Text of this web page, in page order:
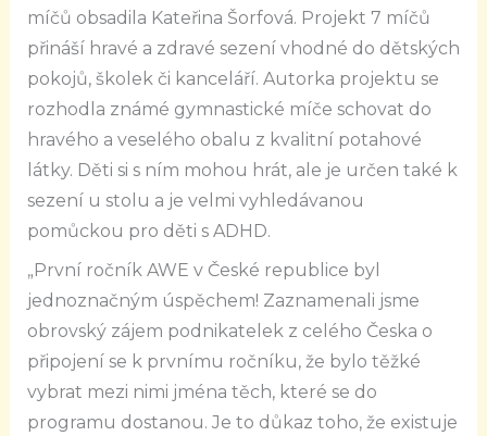
míčů obsadila Kateřina Šorfová. Projekt 7 míčů
přináší hravé a zdravé sezení vhodné do dětských
pokojů, školek či kanceláří. Autorka projektu se
rozhodla známé gymnastické míče schovat do
hravého a veselého obalu z kvalitní potahové
látky. Děti si s ním mohou hrát, ale je určen také k
sezení u stolu a je velmi vyhledávanou
pomůckou pro děti s ADHD.
„První ročník AWE v České republice byl
jednoznačným úspěchem! Zaznamenali jsme
obrovský zájem podnikatelek z celého Česka o
připojení se k prvnímu ročníku, že bylo těžké
vybrat mezi nimi jména těch, které se do
programu dostanou. Je to důkaz toho, že existuje